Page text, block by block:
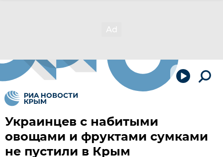
Украинцев с набитыми
овощами и фруктами сумками
не пустили в Крым